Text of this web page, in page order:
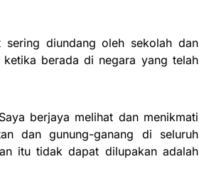
sering diundang oleh sekolah dan
berada di negara yang telah
berjaya melihat dan menikmati
dan gunung-ganang di seluruh
itu tidak dapat dilupakan adalah